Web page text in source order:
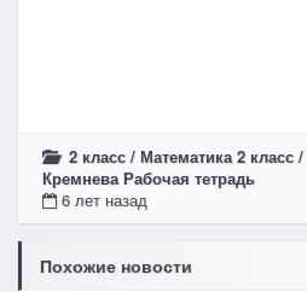
2 класс / Математика 2 класс /
Кремнева Рабочая тетрадь
6 лет назад
Похожие новости